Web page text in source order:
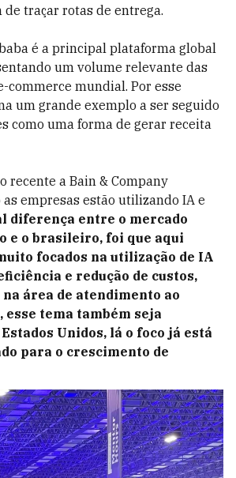
traçar rotas de entrega.
é a principal plataforma global
um volume relevante das
commerce mundial. Por esse
um grande exemplo a ser seguido
como uma forma de gerar receita
recente a Bain & Company
empresas estão utilizando IA e
diferença entre o mercado
e o brasileiro, foi que aqui
focados na utilização de IA
e redução de custos,
área de atendimento ao
esse tema também seja
Unidos, lá o foco já está
para o crescimento de